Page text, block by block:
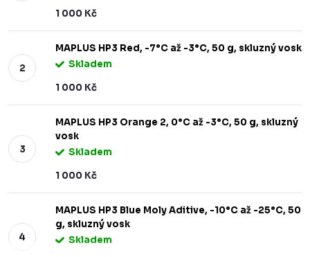
1 000 Kč
MAPLUS HP3 Red, -7°C až -3°C, 50 g, skluzný vosk
Skladem
1 000 Kč
MAPLUS HP3 Orange 2, 0°C až -3°C, 50 g, skluzný
vosk
Skladem
1 000 Kč
MAPLUS HP3 Blue Moly Aditive, -10°C až -25°C, 50
g, skluzný vosk
Skladem